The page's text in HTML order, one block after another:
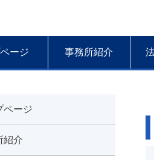
ージ 事務所紹介
ページ
紹介